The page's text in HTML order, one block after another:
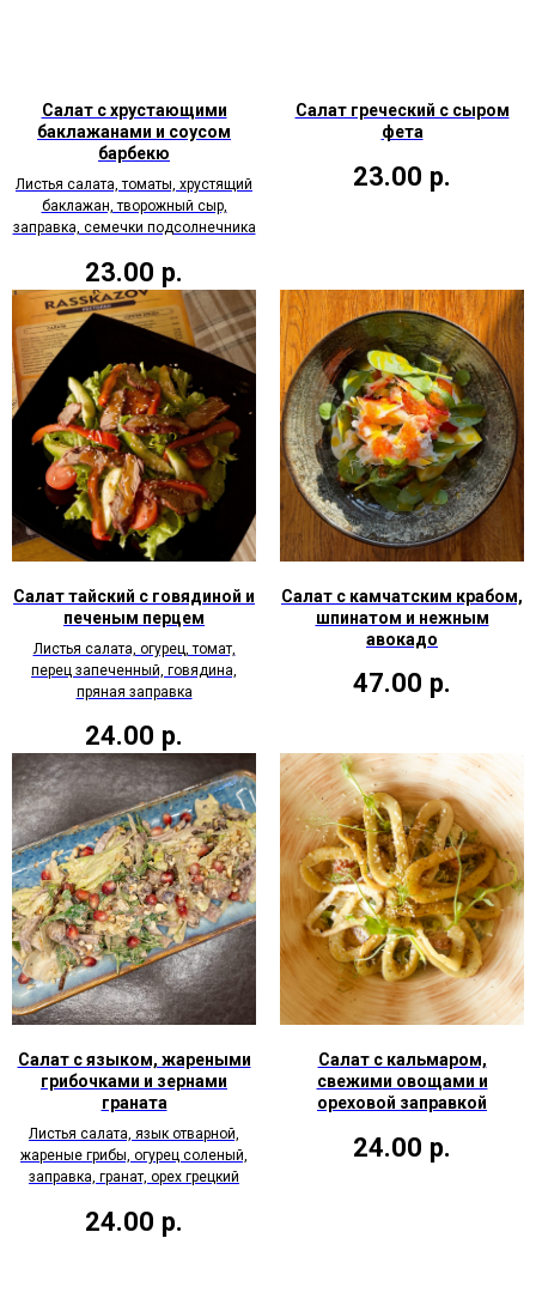
Салат с хрустающими
баклажанами и соусом
барбекю
Листья салата, томаты, хрустящий
баклажан, творожный сыр,
заправка, семечки подсолнечника
23.00 р.
Салат греческий с сыром
фета
23.00 р.
Салат тайский с говядиной и
печеным перцем
Листья салата, огурец, томат,
перец запеченный, говядина,
пряная заправка
24.00 р.
Салат с камчатским крабом,
шпинатом и нежным
авокадо
47.00 р.
Салат с языком, жареными
грибочками и зернами
граната
Листья салата, язык отварной,
жареные грибы, огурец соленый,
заправка, гранат, орех грецкий
24.00 р.
Салат с кальмаром,
свежими овощами и
ореховой заправкой
24.00 р.